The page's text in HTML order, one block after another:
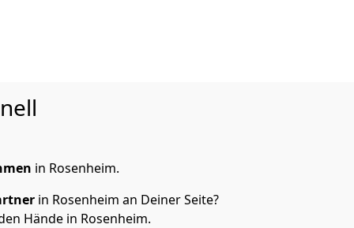
in Rosenheim.
in Rosenheim an Deiner Seite?
Hände in Rosenheim.